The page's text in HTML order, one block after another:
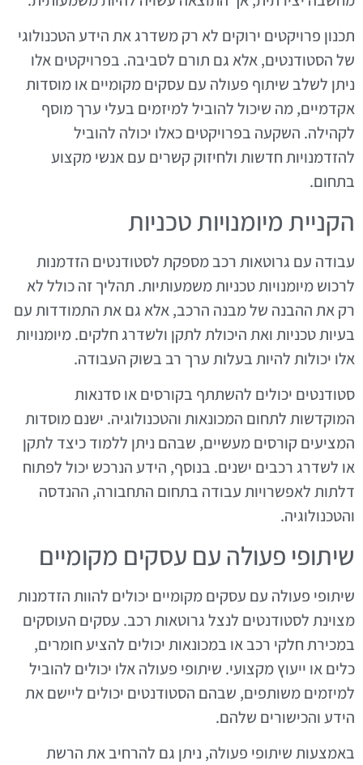
תכנון פרויקטים ירוקים לא רק משדרג את הידע הטכנולוגי
של הסטודנטים, אלא גם תורם לסביבה. בפרויקטים אלו
ניתן לשלב שיתוף פעולה עם עסקים מקומיים או מוסדות
אקדמיים, מה שיכול להוביל למיזמים בעלי ערך מוסף
לקהילה. השקעה בפרויקטים כאלו יכולה להוביל
להזדמנויות חדשות ולחיזוק קשרים עם אנשי מקצוע
בתחום.
הקניית מיומנויות טכניות
עבודה עם גרוטאות רכב מספקת לסטודנטים הזדמנות
לרכוש מיומנויות טכניות משמעותיות. תהליך זה כולל לא
רק את ההבנה של מבנה הרכב, אלא גם את התמודדות עם
בעיות טכניות ואת היכולת לתקן ולשדרג חלקים. מיומנויות
אלו יכולות להיות בעלות ערך רב בשוק העבודה.
סטודנטים יכולים להשתתף בקורסים או סדנאות
המוקדשות לתחום המכונאות והטכנולוגיה. ישנם מוסדות
המציעים קורסים מעשיים, שבהם ניתן ללמוד כיצד לתקן
או לשדרג רכבים ישנים. בנוסף, הידע הנרכש יכול לפתוח
דלתות לאפשרויות עבודה בתחום התחבורה, ההנדסה
והטכנולוגיה.
שיתופי פעולה עם עסקים מקומיים
שיתופי פעולה עם עסקים מקומיים יכולים להוות הזדמנות
מצוינת לסטודנטים לנצל גרוטאות רכב. עסקים העוסקים
במכירת חלקי רכב או במכונאות יכולים להציע חומרים,
כלים או ייעוץ מקצועי. שיתופי פעולה אלו יכולים להוביל
למיזמים משותפים, שבהם הסטודנטים יכולים ליישם את
הידע והכישורים שלהם.
באמצעות שיתופי פעולה, ניתן גם להרחיב את הרשת